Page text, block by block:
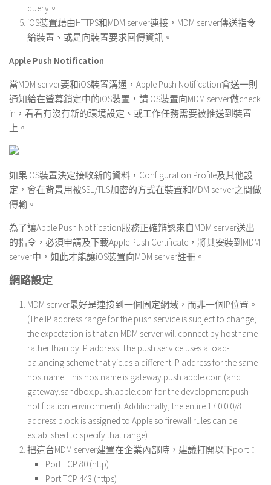
query。
iOS裝置藉由HTTPS和MDM server連接，MDM server傳送指令
給裝置、或是向裝置要求回傳資訊。
Apple Push Notification
當MDM server要和iOS裝置溝通，Apple Push Notification會送一則
通知給在螢幕鎖定中的iOS裝置，請iOS裝置向MDM server做check
in，看看有沒有新的環境設定、或工作任務需要被推送到裝置
上。
如果iOS裝置決定接收新的資料，Configuration Profile及其他設
定，會在背景用被SSL/TLS加密的方式在裝置和MDM server之間做
傳輸。
為了讓Apple Push Notification服務正確辨認來自MDM server送出
的指令，必須申請及下載Apple Push Certificate，將其安裝到MDM
server中，如此才能讓iOS裝置向MDM server註冊。
網路設定
MDM server最好是連接到一個固定網域，而非一個IP位置。
(The IP address range for the push service is subject to change;
the expectation is that an MDM server will connect by hostname
rather than by IP address. The push service uses a load-
balancing scheme that yields a different IP address for the same
hostname. This hostname is gateway.push.apple.com (and
gateway.sandbox.push.apple.com for the development push
notification environment). Additionally, the entire 17.0.0.0/8
address block is assigned to Apple so firewall rules can be
established to specify that range)
把這台MDM server建置在企業內部時，建議打開以下port：
Port TCP 80 (http)
Port TCP 443 (https)